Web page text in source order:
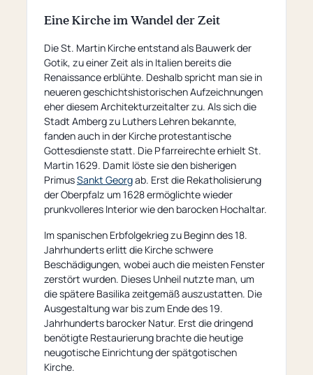
Eine Kirche im Wandel der Zeit
Die St. Martin Kirche entstand als Bauwerk der
Gotik, zu einer Zeit als in Italien bereits die
Renaissance erblühte. Deshalb spricht man sie in
neueren geschichtshistorischen Aufzeichnungen
eher diesem Architekturzeitalter zu. Als sich die
Stadt Amberg zu Luthers Lehren bekannte,
fanden auch in der Kirche protestantische
Gottesdienste statt. Die Pfarreirechte erhielt St.
Martin 1629. Damit löste sie den bisherigen
PrimusSankt Georgab. Erst die Rekatholisierung
der Oberpfalz um 1628 ermöglichte wieder
prunkvolleres Interior wie den barocken Hochaltar.
Im spanischen Erbfolgekrieg zu Beginn des 18.
Jahrhunderts erlitt die Kirche schwere
Beschädigungen, wobei auch die meisten Fenster
zerstört wurden. Dieses Unheil nutzte man, um
die spätere Basilika zeitgemäß auszustatten. Die
Ausgestaltung war bis zum Ende des 19.
Jahrhunderts barocker Natur. Erst die dringend
benötigte Restaurierung brachte die heutige
neugotische Einrichtung der spätgotischen
Kirche.